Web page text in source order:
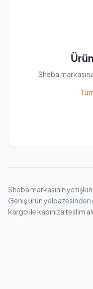
Sheba
Sheba markasının
Geniş ürün yelpazesinden
kargo ile kapınıza teslim